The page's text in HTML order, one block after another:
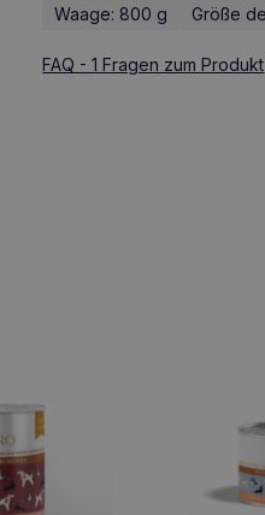
Waage: 800 g Größe
FAQ - 1 Fragen zum Produkt